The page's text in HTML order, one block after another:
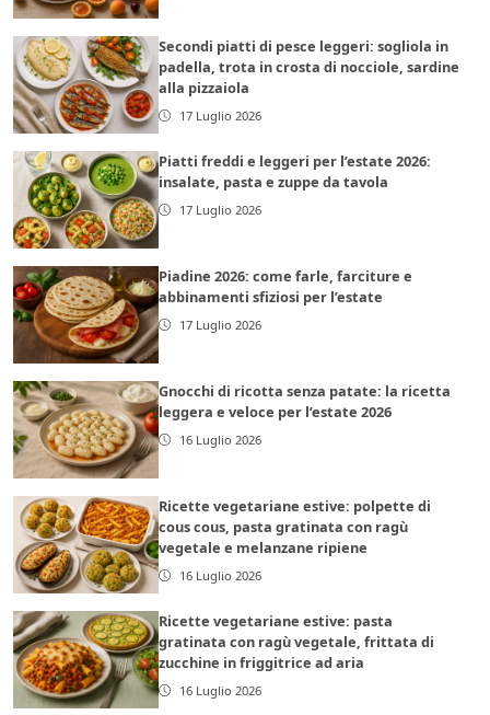
Secondi piatti di pesce leggeri: sogliola in
padella, trota in crosta di nocciole, sardine
alla pizzaiola
17 Luglio 2026
Piatti freddi e leggeri per l’estate 2026:
insalate, pasta e zuppe da tavola
17 Luglio 2026
Piadine 2026: come farle, farciture e
abbinamenti sfiziosi per l’estate
17 Luglio 2026
Gnocchi di ricotta senza patate: la ricetta
leggera e veloce per l’estate 2026
16 Luglio 2026
Ricette vegetariane estive: polpette di
cous cous, pasta gratinata con ragù
vegetale e melanzane ripiene
16 Luglio 2026
Ricette vegetariane estive: pasta
gratinata con ragù vegetale, frittata di
zucchine in friggitrice ad aria
16 Luglio 2026